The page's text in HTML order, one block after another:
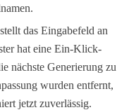
stellt das Eingabefeld an
hat eine Ein-Klick-
nächste Generierung zu
wurden entfernt,
jetzt zuverlässig.